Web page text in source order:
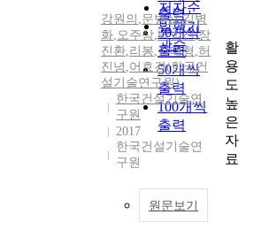
저자순
발행기
관순
출력
30개씩
출력
50개씩
출력
100개씩
출력
강원의 ,문병섭,김병
화,오주삼,박범진,장
진환,리봉,김태형 ,허
진녕 ,어효경(한국건
설기술연구원)
한국건설기술연
구원
2017
한국건설기술연
구원
원문보기
활
용
도
높
은
자
료